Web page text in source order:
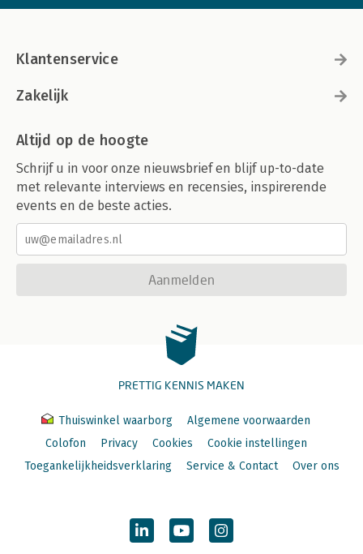
Klantenservice
Zakelijk
Altijd op de hoogte
Schrijf u in voor onze nieuwsbrief en blijf up-to-date
met relevante interviews en recensies, inspirerende
events en de beste acties.
Aanmelden
PRETTIG KENNIS MAKEN
Thuiswinkel waarborg
Algemene voorwaarden
Colofon
Privacy Cookies
Cookie instellingen
Toegankelijkheidsverklaring
Service & Contact Over ons